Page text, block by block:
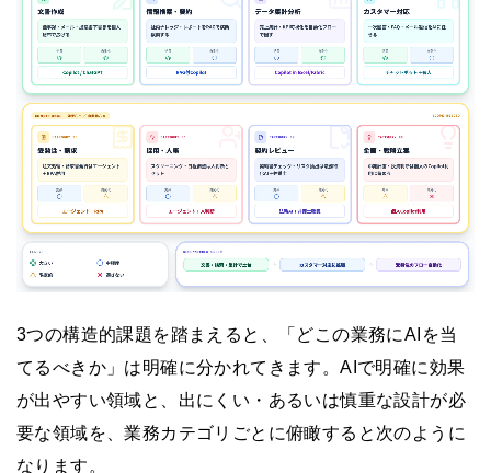
3つの構造的課題を踏まえると、「どこの業務にAIを当
てるべきか」は明確に分かれてきます。AIで明確に効果
が出やすい領域と、出にくい・あるいは慎重な設計が必
要な領域を、業務カテゴリごとに俯瞰すると次のように
なります。